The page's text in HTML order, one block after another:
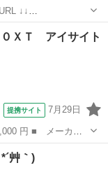
０ＸＴ アイサイト
提携サイト 7月29日
ード名： ２．０
数： 5D ■ ミ...
艸｀)